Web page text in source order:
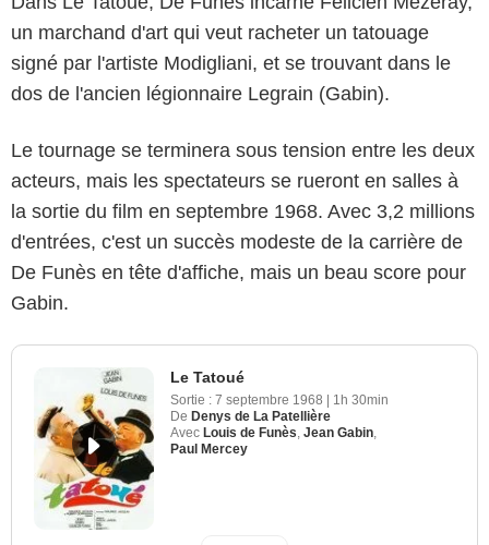
un marchand d'art qui veut racheter un tatouage
signé par l'artiste Modigliani, et se trouvant dans le
dos de l'ancien légionnaire Legrain (Gabin).
Le tournage se terminera sous tension entre les deux
acteurs, mais les spectateurs se rueront en salles à
la sortie du film en septembre 1968. Avec 3,2 millions
d'entrées, c'est un succès modeste de la carrière de
De Funès en tête d'affiche, mais un beau score pour
Gabin.
Le Tatoué
Sortie : 7 septembre 1968
1h 30min
De Denys de La Patellière
Avec Louis de Funès, Jean Gabin,
Paul Mercey